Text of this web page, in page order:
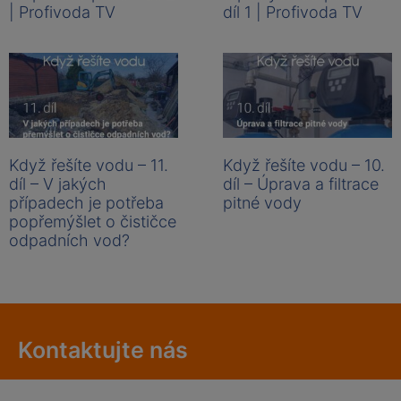
| Profivoda TV
díl 1 | Profivoda TV
Když řešíte vodu – 11.
díl – V jakých
případech je potřeba
popřemýšlet o čističce
odpadních vod?
Když řešíte vodu – 10.
díl – Úprava a filtrace
pitné vody
Kontaktujte nás